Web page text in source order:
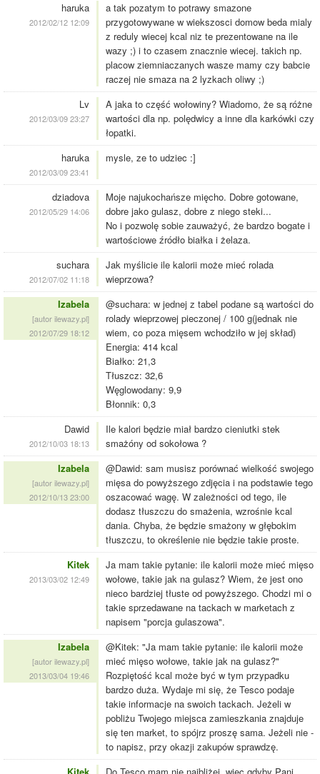
haruka
2012/02/12 12:09
a tak pozatym to potrawy smazone
przygotowywane w wiekszosci domow beda mialy
z reduly wiecej kcal niz te prezentowane na ile
wazy ;) i to czasem znacznie wiecej. takich np.
placow ziemniaczanych wasze mamy czy babcie
raczej nie smaza na 2 lyzkach oliwy ;)
Lv
2012/03/09 23:27
A jaka to część wołowiny? Wiadomo, że są różne
wartości dla np. polędwicy a inne dla karkówki czy
łopatki.
haruka
2012/03/09 23:41
mysle, ze to udziec :]
dziadova
2012/05/29 14:06
Moje najukochańsze mięcho. Dobre gotowane,
dobre jako gulasz, dobre z niego steki...
No i pozwolę sobie zauważyć, że bardzo bogate i
wartościowe źródło białka i żelaza.
suchara
2012/07/02 11:18
Jak myślicie ile kalorii może mieć rolada
wieprzowa?
Izabela
[autor ilewazy.pl]
2012/07/29 18:12
@suchara: w jednej z tabel podane są wartości do
rolady wieprzowej pieczonej / 100 g(jednak nie
wiem, co poza mięsem wchodziło w jej skład)
Energia: 414 kcal
Białko: 21,3
Tłuszcz: 32,6
Węglowodany: 9,9
Błonnik: 0,3
Dawid
2012/10/03 18:13
Ile kalori będzie miał bardzo cieniutki stek
smażóny od sokołowa ?
Izabela
[autor ilewazy.pl]
2012/10/13 23:00
@Dawid: sam musisz porównać wielkość swojego
mięsa do powyższego zdjęcia i na podstawie tego
oszacować wagę. W zależności od tego, ile
dodasz tłuszczu do smażenia, wzrośnie kcal
dania. Chyba, że będzie smażony w głębokim
tłuszczu, to określenie nie będzie takie proste.
Kitek
2013/03/02 12:49
Ja mam takie pytanie: ile kalorii może mieć mięso
wołowe, takie jak na gulasz? Wiem, że jest ono
nieco bardziej tłuste od powyższego. Chodzi mi o
takie sprzedawane na tackach w marketach z
napisem "porcja gulaszowa".
Izabela
[autor ilewazy.pl]
2013/03/04 19:46
@Kitek: "Ja mam takie pytanie: ile kalorii może
mieć mięso wołowe, takie jak na gulasz?"
Rozpiętość kcal może być w tym przypadku
bardzo duża. Wydaje mi się, że Tesco podaje
takie informacje na swoich tackach. Jeżeli w
pobliżu Twojego miejsca zamieszkania znajduje
się ten market, to spójrz proszę sama. Jeżeli nie -
to napisz, przy okazji zakupów sprawdzę.